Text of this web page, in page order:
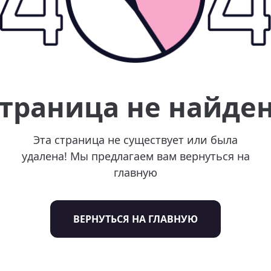
не
Эта страница не существует или была
удалена! Мы предлагаем вам вернуться на
главную
ВЕРНУТЬСЯ НА ГЛАВНУЮ